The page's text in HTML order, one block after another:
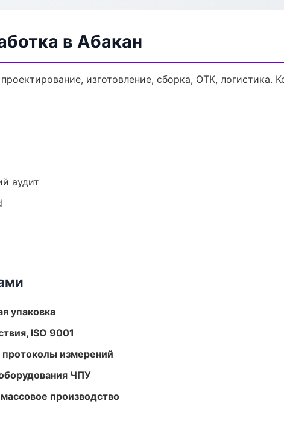
в Абакан
изготовление, сборка, ОТК, логистика.
аудит
упаковка
ISO 9001
измерений
ЧПУ
производство